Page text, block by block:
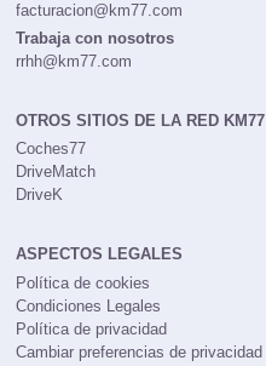
facturacion@km77.com
Trabaja con nosotros
rrhh@km77.com
OTROS SITIOS DE LA RED KM77
Coches77
DriveMatch
DriveK
ASPECTOS LEGALES
Política de cookies
Condiciones Legales
Política de privacidad
Cambiar preferencias de privacidad